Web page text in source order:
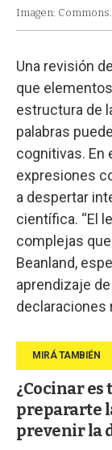
Imagen: Commons.
Una revisión
que
estructura de
palabras
cognitivas. En
expresiones
a despertar
científica. “El
complejas
Beanland,
aprendizaje
declaraciones
¿Cocinar es
prepararte
prevenir la